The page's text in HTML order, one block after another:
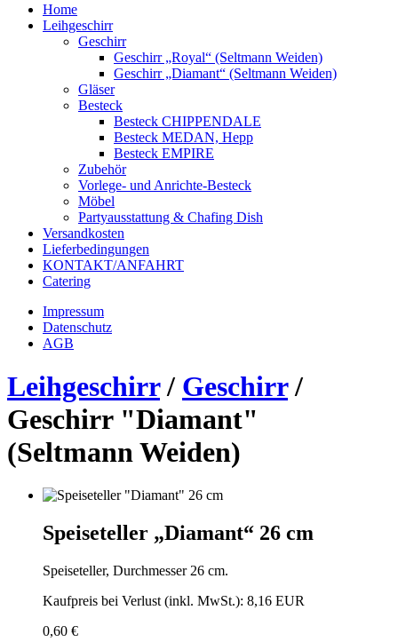
Home
Leihgeschirr
Geschirr
Geschirr „Royal“ (Seltmann Weiden)
Geschirr „Diamant“ (Seltmann Weiden)
Gläser
Besteck
Besteck CHIPPENDALE
Besteck MEDAN, Hepp
Besteck EMPIRE
Zubehör
Vorlege- und Anrichte-Besteck
Möbel
Partyausstattung & Chafing Dish
Versandkosten
Lieferbedingungen
KONTAKT/ANFAHRT
Catering
Impressum
Datenschutz
AGB
Leihgeschirr / Geschirr /
Geschirr "Diamant"
(Seltmann Weiden)
Speiseteller „Diamant“ 26 cm
Speiseteller, Durchmesser 26 cm.
Kaufpreis bei Verlust (inkl. MwSt.): 8,16 EUR
0,60 €